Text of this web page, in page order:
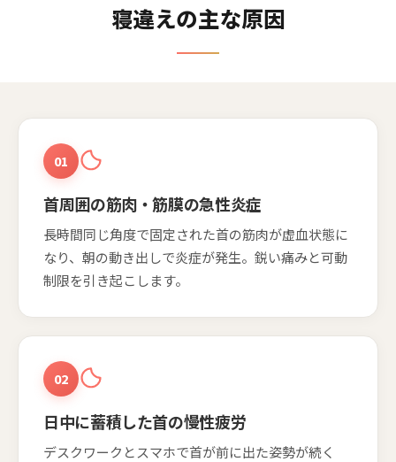
寝違えの主な原因
01
首周囲の筋肉・筋膜の急性炎症
長時間同じ角度で固定された首の筋肉が虚血状態に
なり、朝の動き出しで炎症が発生。鋭い痛みと可動
制限を引き起こします。
02
日中に蓄積した首の慢性疲労
デスクワークとスマホで首が前に出た姿勢が続く